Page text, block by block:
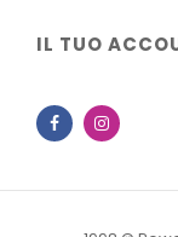
IL TUO
Facebook